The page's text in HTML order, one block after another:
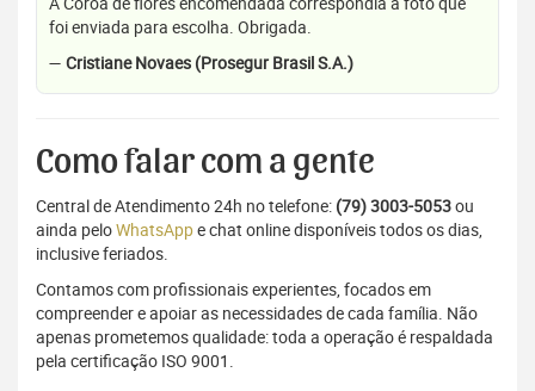
foi enviada para escolha. Obrigada.
— Cristiane Novaes (Prosegur Brasil S.A.)
Como falar com a gente
Central de Atendimento 24h no telefone: (79) 3003-5053ou
ainda peloWhatsAppe chat online disponíveis todos os dias,
inclusive feriados.
Contamos com profissionais experientes, focados em
compreender e apoiar as necessidades de cada família. Não
apenas prometemos qualidade: toda a operação é respaldada
pela certificação ISO 9001.